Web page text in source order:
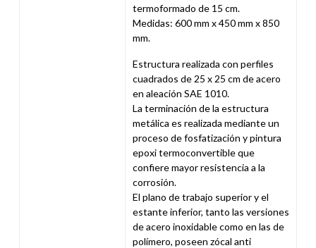
termoformado de 15 cm.
Medidas: 600 mm x 450 mm x 850
mm.
Estructura realizada con perfiles
cuadrados de 25 x 25 cm de acero
en aleación SAE 1010.
La terminación de la estructura
metálica es realizada mediante un
proceso de fosfatización y pintura
epoxi termoconvertible que
confiere mayor resistencia a la
corrosión.
El plano de trabajo superior y el
estante inferior, tanto las versiones
de acero inoxidable como en las de
polímero, poseen zócal anti